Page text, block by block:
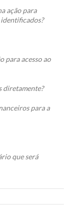
ação para
para acesso ao
diretamente?
para a
que será